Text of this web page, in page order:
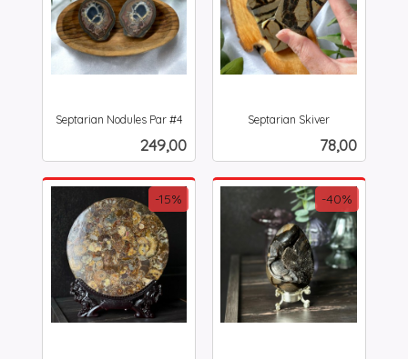
Septarian Nodules Par #4
Pris
249,00
Septarian Skiver
Pris
78,00
-15% -40%